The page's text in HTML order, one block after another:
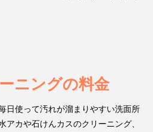
ニングの料金
日使って汚れが溜まりやすい洗面所
カや石けんカスのクリーニング、